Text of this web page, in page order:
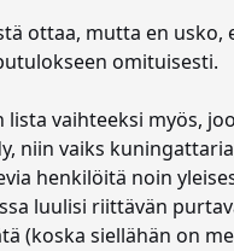
ottaa, mutta en
omituisesti.
vaihteeksi myös,
niin vaiks
henkilöitä noin
luulisi riittävän
(koska siellähän on